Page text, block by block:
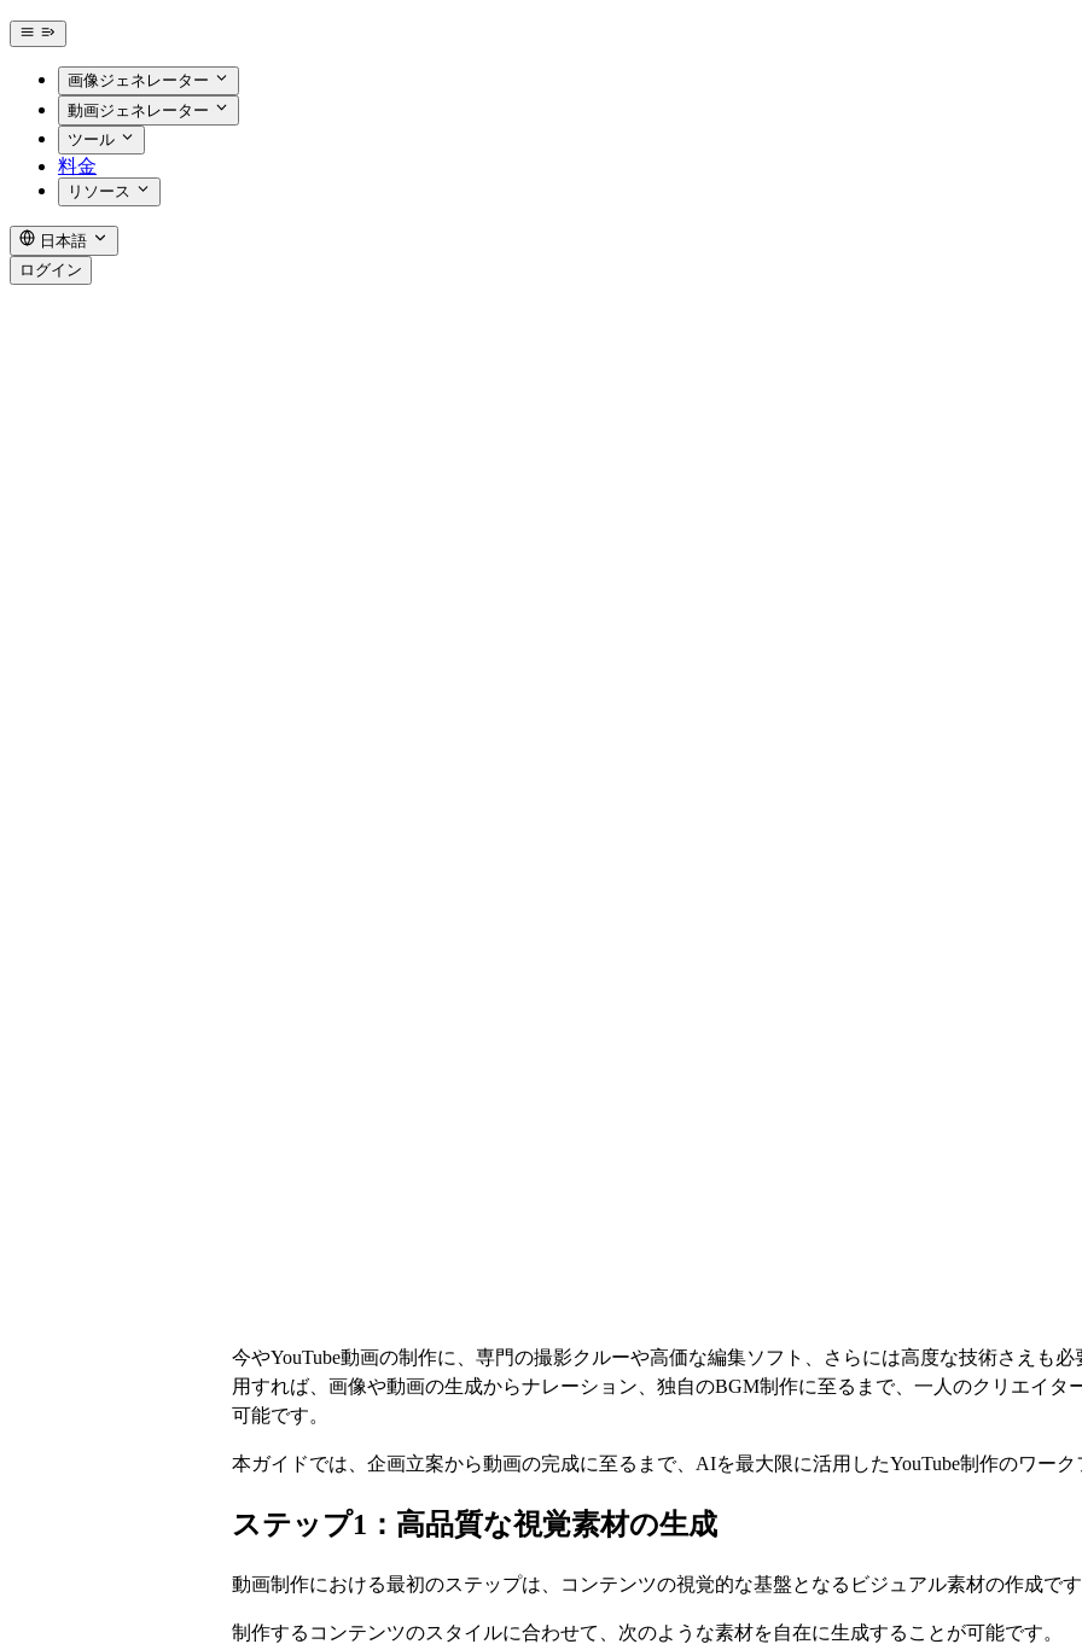
画像ジェネレーター
動画ジェネレーター
ツール
料金
リソース
日本語
ログイン
今やYouTube動画の制作に、専門の撮影クルーや高価な編集ソフト、さらには高度な技術さえも
用すれば、画像や動画の生成からナレーション、独自のBGM制作に至るまで、一人のクリエイタ
可能です。
本ガイドでは、企画立案から動画の完成に至るまで、AIを最大限に活用したYouTube制作のワー
ステップ1：高品質な視覚素材の生成
動画制作における最初のステップは、コンテンツの視覚的な基盤となるビジュアル素材の作成で
制作するコンテンツのスタイルに合わせて、次のような素材を自在に生成することが可能です。